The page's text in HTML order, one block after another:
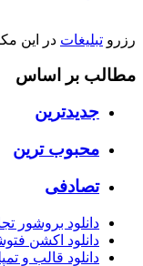
رزرو تبلیغات در این
مطالب بر اساس
جدیدترین
محبوب ترین
تصادفی
دانلود بروشور
دانلود اکشن
دانلود قالب و